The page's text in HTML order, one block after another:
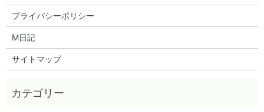
プライバシーポリシー
M日記
サイトマップ